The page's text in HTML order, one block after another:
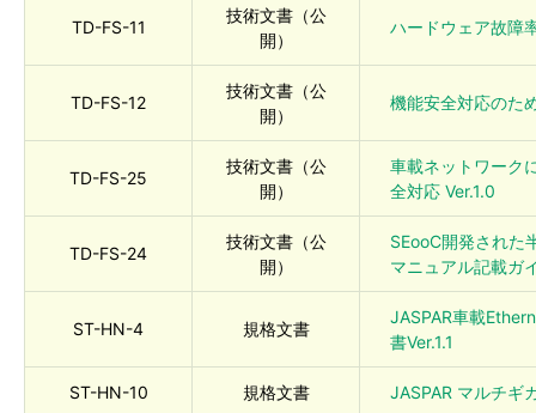
TD-FS-11
技術文書（公
開）
ハードウェア故障
TD-FS-12
技術文書（公
開）
機能安全対応のた
TD-FS-25
技術文書（公
開）
車載ネットワーク
全対応​ Ver.1.0
TD-FS-24
技術文書（公
開）
SEooC開発された
マニュアル記載ガ
ST-HN-4 規格文書
JASPAR車載
書Ver.1.1
ST-HN-10 規格文書 JASPAR マルチギ